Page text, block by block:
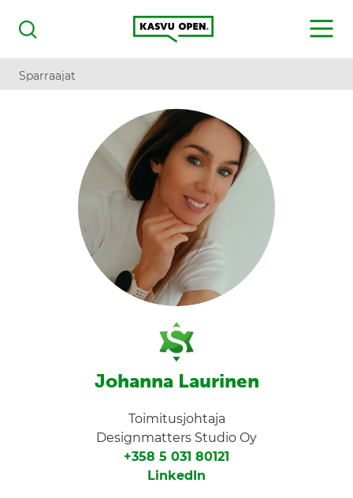
Haku
Kasvu Open
MENU
Sparraajat
Johanna Laurinen
Toimitusjohtaja
Designmatters Studio Oy
+358 5 031 80121
LinkedIn